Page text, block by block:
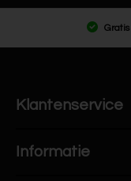
Gratis
Klantenservice
Informatie